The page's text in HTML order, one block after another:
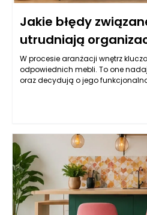
Jakie błędy
utrudniają
W procesie aranżacji wnętrz
odpowiednich mebli. To one
oraz decydują o jego
materiał, ergonomia oraz
że nawet najładniejsze meble
organizację wnętrza, jeśli nie
przestrzeni lub potrzeb
jest unikanie błędów, które mogą
i funkcjonalnego zamieszania w